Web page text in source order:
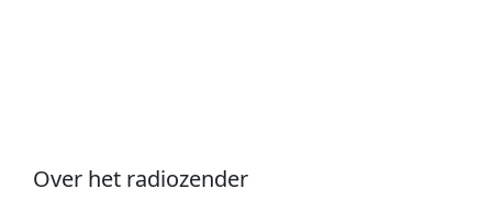
Over het radiozender